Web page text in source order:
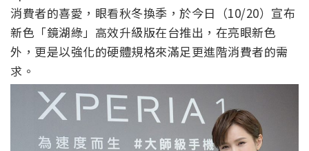
消費者的喜愛，眼看秋冬換季，於今日（10/20）宣布
新色「鏡湖綠」高效升級版在台推出，在亮眼新色
外，更是以強化的硬體規格來滿足更進階消費者的需
求。